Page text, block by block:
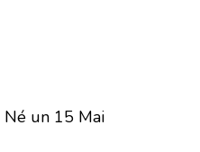
Né un 15 Mai